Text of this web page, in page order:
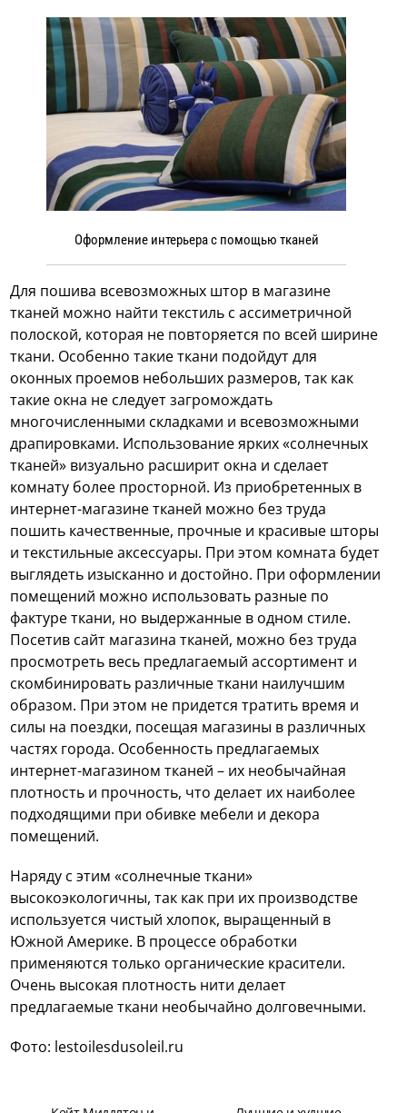
Оформление интерьера с помощью тканей
Для пошива всевозможных штор в магазине
тканей можно найти текстиль с ассиметричной
полоской, которая не повторяется по всей ширине
ткани. Особенно такие ткани подойдут для
оконных проемов небольших размеров, так как
такие окна не следует загромождать
многочисленными складками и всевозможными
драпировками. Использование ярких «солнечных
тканей» визуально расширит окна и сделает
комнату более просторной. Из приобретенных в
интернет-магазине тканей можно без труда
пошить качественные, прочные и красивые шторы
и текстильные аксессуары. При этом комната будет
выглядеть изысканно и достойно. При оформлении
помещений можно использовать разные по
фактуре ткани, но выдержанные в одном стиле.
Посетив сайт магазина тканей, можно без труда
просмотреть весь предлагаемый ассортимент и
скомбинировать различные ткани наилучшим
образом. При этом не придется тратить время и
силы на поездки, посещая магазины в различных
частях города. Особенность предлагаемых
интернет-магазином тканей – их необычайная
плотность и прочность, что делает их наиболее
подходящими при обивке мебели и декора
помещений.
Наряду с этим «солнечные ткани»
высокоэкологичны, так как при их производстве
используется чистый хлопок, выращенный в
Южной Америке. В процессе обработки
применяются только органические красители.
Очень высокая плотность нити делает
предлагаемые ткани необычайно долговечными.
Фото: lestoilesdusoleil.ru